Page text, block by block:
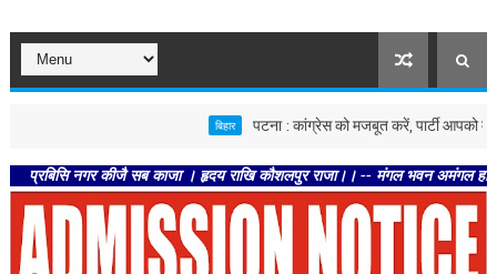
पटना : कांग्रेस को मजबूत करें, पार्टी आपको मजबूत
नगर कीजै सब काजा । हृदय राखि कौशलपुर राजा।। -- मंगल भवन अमंगल हारी। द्रवहु